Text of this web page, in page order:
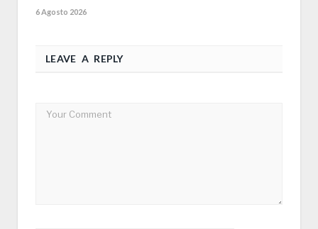
6 Agosto 2026
LEAVE A REPLY